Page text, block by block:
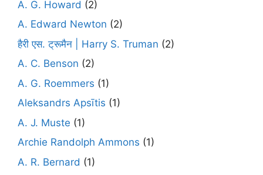
A. G. Howard (2)
A. Edward Newton (2)
हैरी एस. ट्रूमैन | Harry S. Truman (2)
A. C. Benson (2)
A. G. Roemmers (1)
Aleksandrs Apsītis (1)
A. J. Muste (1)
Archie Randolph Ammons (1)
A. R. Bernard (1)